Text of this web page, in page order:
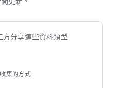
了各種類型的治療師，包括心
您的心理健康。
配合精緻動畫和音樂引導,協
氣排解壓力。
方分享這些資料類型
集的方式